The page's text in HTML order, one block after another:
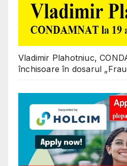
Vladimir Plahotniuc,
închisoare în dosarul